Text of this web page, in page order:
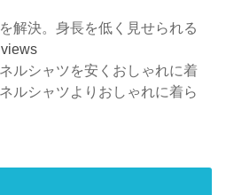
解決。身長を低く見せられる
ルシャツを安くおしゃれに着
ルシャツよりおしゃれに着ら